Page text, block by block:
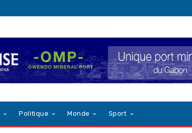
Politique Monde Sport